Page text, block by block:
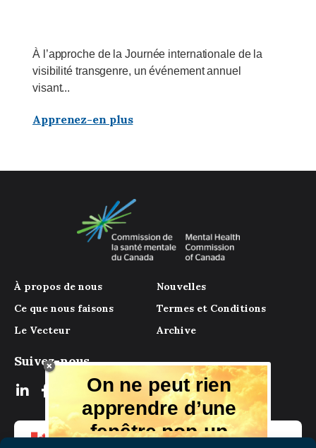
À l’approche de la Journée internationale de la
visibilité transgenre, un événement annuel
visant...
Apprenez-en plus
À propos de nous
Ce que nous faisons
Le Vecteur
Nouvelles
Termes et Conditions
Archive
Suivez-nous
On ne peut rien
apprendre d’une
fenêtre pop-up